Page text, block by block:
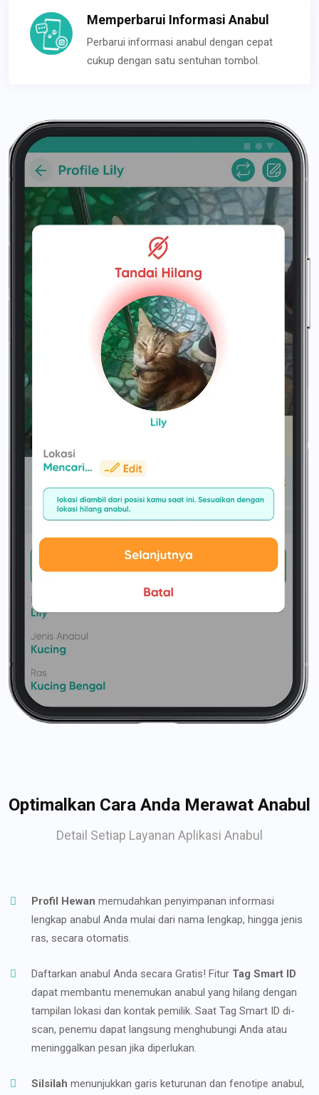
Memperbarui Informasi Anabul
Perbarui informasi anabul dengan cepat
cukup dengan satu sentuhan tombol.
Optimalkan Cara Anda Merawat Anabul
Detail Setiap Layanan Aplikasi Anabul
Profil Hewan memudahkan penyimpanan informasi
lengkap anabul Anda mulai dari nama lengkap, hingga jenis
ras, secara otomatis.
Daftarkan anabul Anda secara Gratis! Fitur Tag Smart ID
dapat membantu menemukan anabul yang hilang dengan
tampilan lokasi dan kontak pemilik. Saat Tag Smart ID di-
scan, penemu dapat langsung menghubungi Anda atau
meninggalkan pesan jika diperlukan.
Silsilah menunjukkan garis keturunan dan fenotipe anabul,